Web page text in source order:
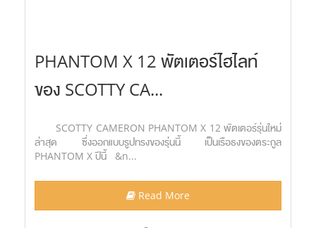
PHANTOM X 12 พัตเตอร์ไฮไลท์
ของ SCOTTY CA...
SCOTTY CAMERON PHANTOM X 12 พัตเตอร์รุ่นใหม่
ล่าสุด ซึ่งออกแบบรูปทรงของรุ่นนี้ เป็นเรือธงของตระกูล
PHANTOM X ปีนี้ &n...
Read More